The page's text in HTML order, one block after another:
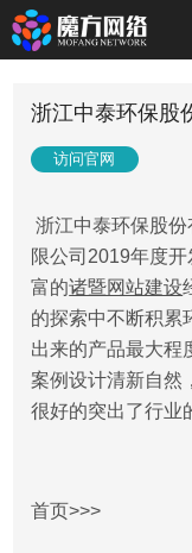
浙江中泰环保股
访问官网
浙江中泰环保股份
限公司2019年度
富的诸暨网站建设
的探索中不断积累
出来的产品最大程
案例设计清新自然
很好的突出了行业
首页>>>